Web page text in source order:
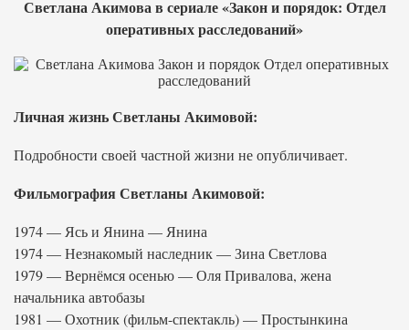
Светлана Акимова в сериале «Закон и порядок: Отдел
оперативных расследований»
Личная жизнь Светланы Акимовой:
Подробности своей частной жизни не опубличивает.
Фильмография Светланы Акимовой:
1974 — Ясь и Янина — Янина
1974 — Незнакомый наследник — Зина Светлова
1979 — Вернёмся осенью — Оля Привалова, жена
начальника автобазы
1981 — Охотник (фильм-спектакль) — Простынкина